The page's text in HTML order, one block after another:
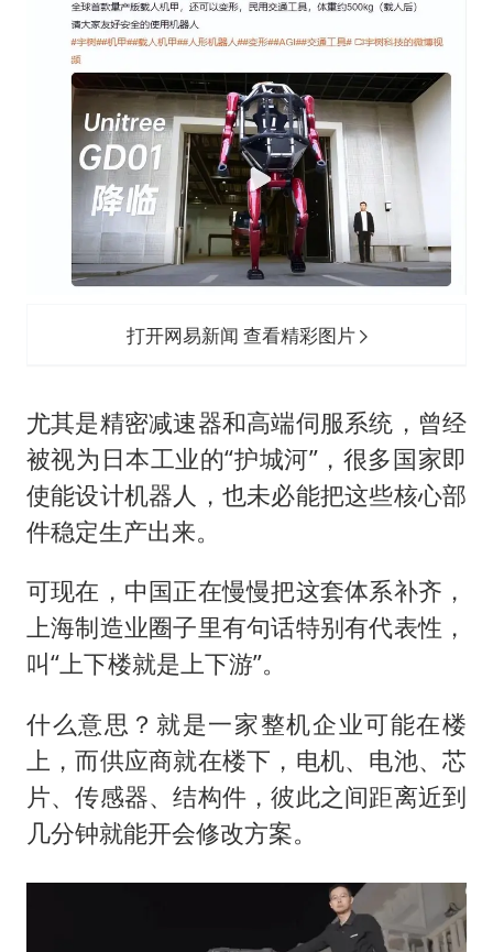
打开网易新闻 查看精彩图片
尤其是精密减速器和高端伺服系统，曾经
被视为日本工业的“护城河”，很多国家即
使能设计机器人，也未必能把这些核心部
件稳定生产出来。
可现在，中国正在慢慢把这套体系补齐，
上海制造业圈子里有句话特别有代表性，
叫“上下楼就是上下游”。
什么意思？就是一家整机企业可能在楼
上，而供应商就在楼下，电机、电池、芯
片、传感器、结构件，彼此之间距离近到
几分钟就能开会修改方案。